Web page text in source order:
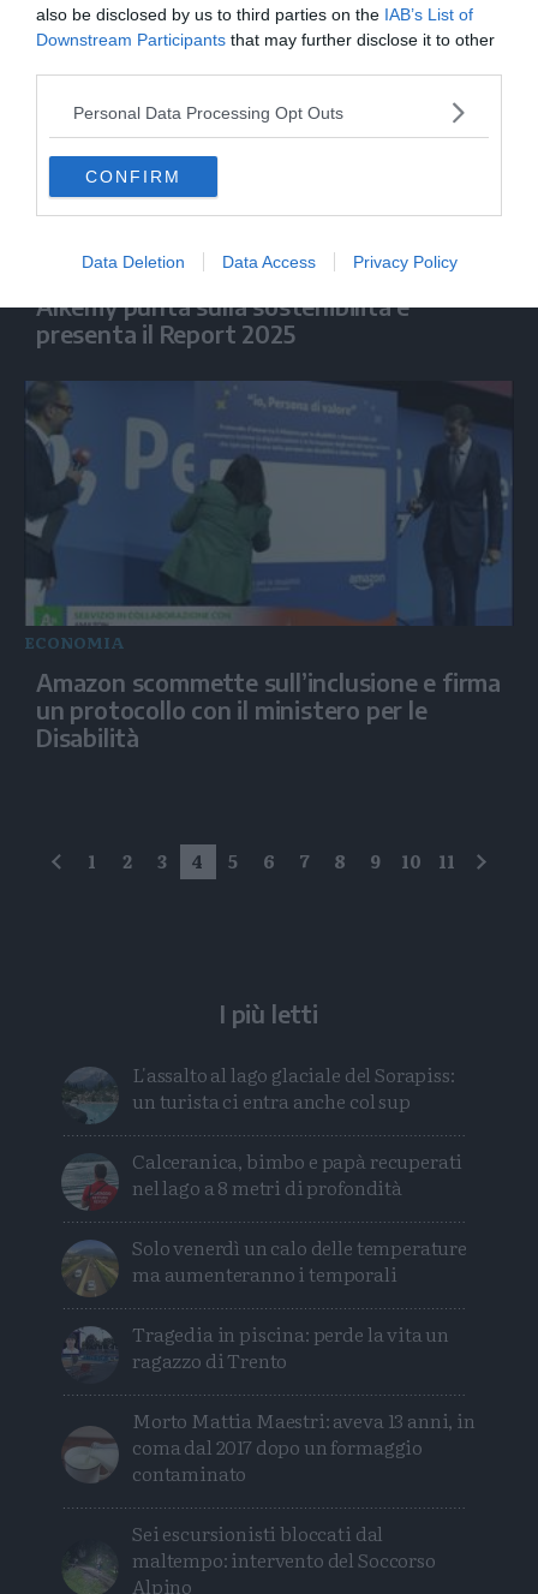
also be disclosed by us to third parties on the IAB’s List of
Downstream Participants that may further disclose it to other
Personal Data Processing Opt Outs
CONFIRM
Data Deletion Data Access Privacy Policy
ECONOMIA
Alkemy punta sulla sostenibilità e
presenta il Report 2025
ECONOMIA
Amazon scommette sull’inclusione e firma
un protocollo con il ministero per le
Disabilità
precedente
1 2 3 4 5 6 7 8 9 10 11
I più letti
L'assalto al lago glaciale del Sorapiss:
un turista ci entra anche col sup
Calceranica, bimbo e papà recuperati
nel lago a 8 metri di profondità
Solo venerdì un calo delle temperature
ma aumenteranno i temporali
Tragedia in piscina: perde la vita un
ragazzo di Trento
Morto Mattia Maestri: aveva 13 anni, in
coma dal 2017 dopo un formaggio
contaminato
Sei escursionisti bloccati dal
maltempo: intervento del Soccorso
Alpino